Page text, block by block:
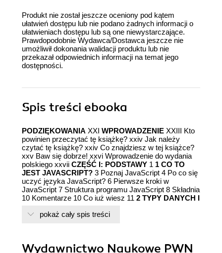
Produkt nie został jeszcze oceniony pod kątem
ułatwień dostępu lub nie podano żadnych informacji o
ułatwieniach dostępu lub są one niewystarczające.
Prawdopodobnie Wydawca/Dostawca jeszcze nie
umożliwił dokonania walidacji produktu lub nie
przekazał odpowiednich informacji na temat jego
dostępności.
Spis treści ebooka
PODZIĘKOWANIA XXI WPROWADZENIE XXIII Kto
powinien przeczytać tę książkę? xxiv Jak należy
czytać tę książkę? xxiv Co znajdziesz w tej książce?
xxv Baw się dobrze! xxvi Wprowadzenie do wydania
polskiego xxvii CZĘŚĆ I: PODSTAWY 1 1 CO TO
JEST JAVASCRIPT? 3 Poznaj JavaScript 4 Po co się
uczyć języka JavaScript? 6 Pierwsze kroki w
JavaScript 7 Struktura programu JavaScript 8 Składnia
10 Komentarze 10 Co już wiesz 11 2 TYPY DANYCH I
zmiennych 19 Tworzenie nowych zmiennych za
łańcuchów znaków 25 Ustalanie długości łańcucha
pokaż cały spis treści
Wydawnictwo Naukowe PWN